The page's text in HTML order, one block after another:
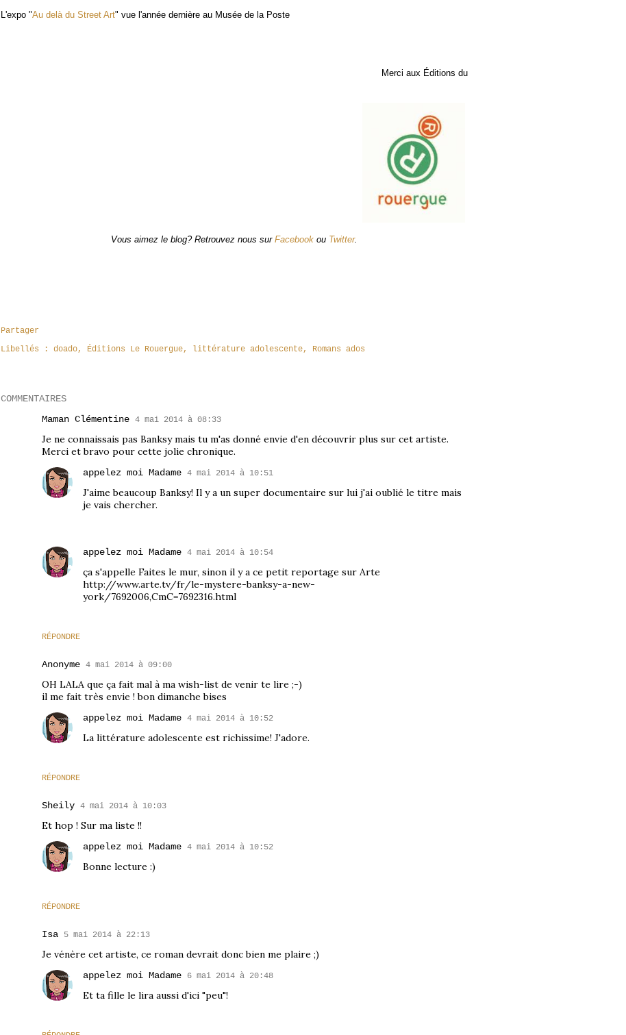
L'expo "Au delà du Street Art" vue l'année dernière au Musée de la Poste
Merci aux Éditions du
Vous aimez le blog? Retrouvez nous sur Facebook ou Twitter.
Partager
Libellés :
doado Éditions Le Rouergue littérature adolescente Romans ados
COMMENTAIRES
Maman Clémentine 4 mai 2014 à 08:33
Je ne connaissais pas Banksy mais tu m'as donné envie d'en découvrir plus sur cet artiste.
Merci et bravo pour cette jolie chronique.
RÉPONDRE
appelez moi Madame 4 mai 2014 à 10:51
J'aime beaucoup Banksy! Il y a un super documentaire sur lui j'ai oublié le titre mais
je vais chercher.
appelez moi Madame 4 mai 2014 à 10:54
ça s'appelle Faites le mur, sinon il y a ce petit reportage sur Arte
http://www.arte.tv/fr/le-mystere-banksy-a-new-
york/7692006,CmC=7692316.html
Anonyme 4 mai 2014 à 09:00
OH LALA que ça fait mal à ma wish-list de venir te lire ;-)
il me fait très envie ! bon dimanche bises
RÉPONDRE
appelez moi Madame 4 mai 2014 à 10:52
La littérature adolescente est richissime! J'adore.
Sheily 4 mai 2014 à 10:03
Et hop ! Sur ma liste !!
RÉPONDRE
appelez moi Madame 4 mai 2014 à 10:52
Bonne lecture :)
Isa 5 mai 2014 à 22:13
Je vénère cet artiste, ce roman devrait donc bien me plaire ;)
appelez moi Madame 6 mai 2014 à 20:48
Et ta fille le lira aussi d'ici "peu"!